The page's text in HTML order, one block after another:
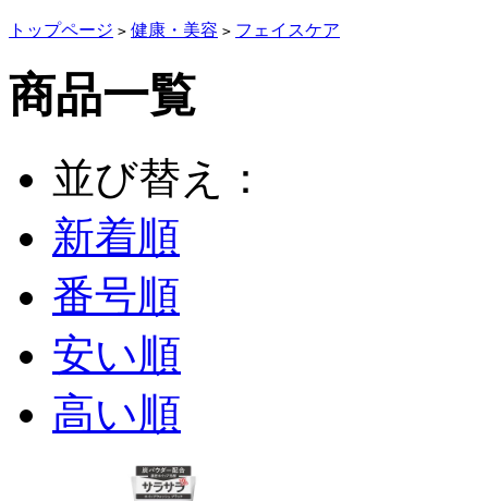
トップページ > 健康・美容 > フェイスケア
商品一覧
並び替え：
新着順
番号順
安い順
高い順